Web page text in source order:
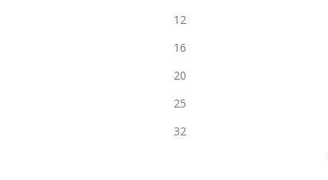
12
16
20
25
32